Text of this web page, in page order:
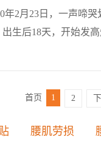
年2月23日，一声啼
出生后18天，开始发
首页 1 2
腰肌劳损